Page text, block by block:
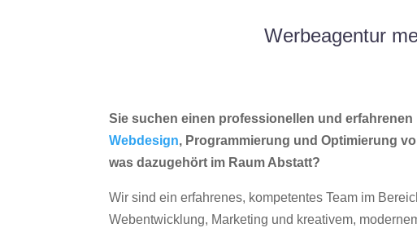
Werbeagentur
Sie suchen einen professionellen und erfahrenen
Webdesign, Programmierung und Optimierung
was dazugehört im Raum Abstatt?
Wir sind ein erfahrenes, kompetentes Team im
Webentwicklung, Marketing und kreativem,